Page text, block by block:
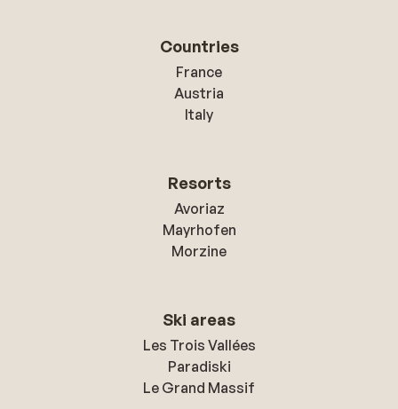
Countries
France
Austria
Italy
Resorts
Avoriaz
Mayrhofen
Morzine
Ski areas
Les Trois Vallées
Paradiski
Le Grand Massif